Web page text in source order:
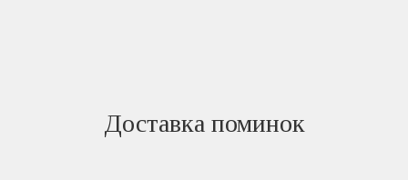
Доставка поминок